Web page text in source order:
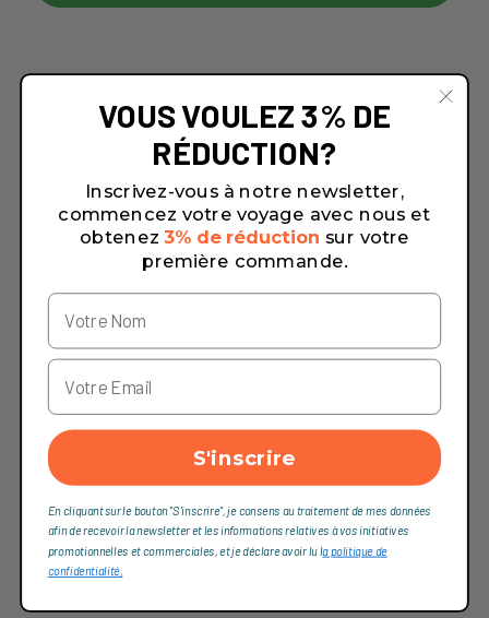
VOUS VOULEZ 3% DE
RÉDUCTION?
Inscrivez-vous à notre newsletter,
commencez votre voyage avec nous et
obtenez 3% de réduction sur votre
première commande.
S'inscrire
En cliquant sur le bouton "S'inscrire", je consens au traitement de mes données
afin de recevoir la newsletter et les informations relatives à vos initiatives
promotionnelles et commerciales, et je déclare avoir lu la politique de
confidentialité,